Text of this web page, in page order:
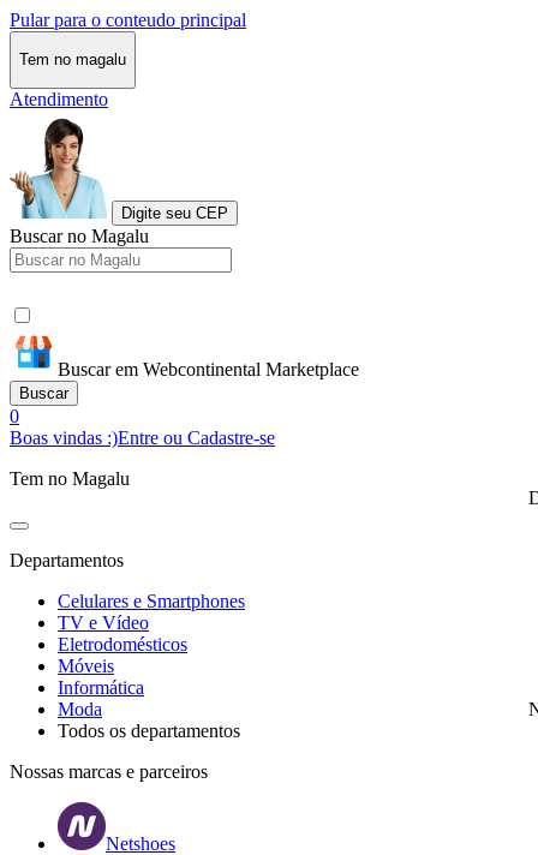
Pular para o conteudo principal
Tem no magalu
Atendimento
Digite seu CEP
Buscar no Magalu
Buscar em Webcontinental Marketplace
Buscar
0
Boas vindas :)Entre ou Cadastre-se
Tem no Magalu
Departamentos
Celulares e Smartphones
TV e Vídeo
Eletrodomésticos
Móveis
Informática
Moda
Todos os departamentos
Nossas marcas e parceiros
Netshoes